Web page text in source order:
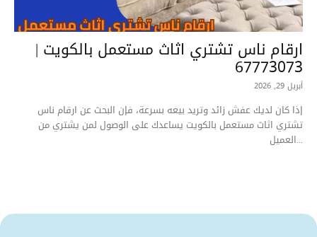
ارقام ناس تشتري اثاث مستعمل بالكويت |
67773073
أبريل 29, 2026
إذا كان لديك عفش زائد وتريد بيعه بسرعة، فإن البحث عن ارقام ناس
تشتري اثاث مستعمل بالكويت يساعدك على الوصول لمن يشتري من
العميل...